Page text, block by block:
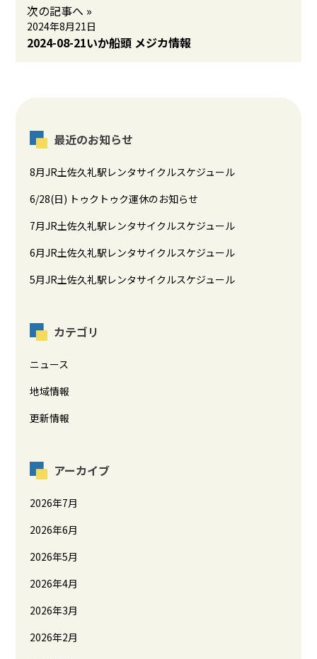
次の記事へ »
2024年8月21日
2024-08-21いか船頭 メジカ情報
最近のお知らせ
8月JR土佐久礼駅レンタサイクルスケジュール
6/28(日) トゥクトゥク運休のお知らせ
7月JR土佐久礼駅レンタサイクルスケジュール
6月JR土佐久礼駅レンタサイクルスケジュール
5月JR土佐久礼駅レンタサイクルスケジュール
カテゴリ
ニュース
地域情報
更新情報
アーカイブ
2026年7月
2026年6月
2026年5月
2026年4月
2026年3月
2026年2月